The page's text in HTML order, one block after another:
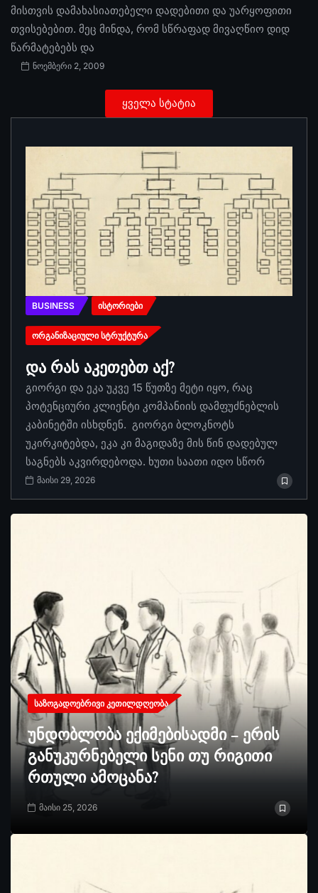
მისთვის დამახასიათებელი დადებითი და უარყოფითი
თვისებებით. მეც მინდა, რომ სწრაფად მივაღწიო დიდ
წარმატებებს და
ნოემბერი 2, 2009
ყველა სტატია
BUSINESS ᲘᲡᲢᲝᲠᲘᲔᲑᲘ
ᲝᲠᲒᲐᲜᲘᲖᲐᲪᲘᲣᲚᲘ ᲡᲢᲠᲣᲥᲢᲣᲠᲐ
და რას აკეთებთ აქ?
გიორგი და ეკა უკვე 15 წუთზე მეტი იყო, რაც
პოტენციური კლიენტი კომპანიის დამფუძნებლის
კაბინეტში ისხდნენ. გიორგი ბლოკნოტს
უკირკიტებდა, ეკა კი მაგიდაზე მის წინ დადებულ
საგნებს აკვირდებოდა. ხუთი საათი იდო სწორ
მაისი 29, 2026
ᲡᲐᲖᲝᲒᲐᲓᲝᲔᲑᲠᲘᲕᲘ ᲙᲔᲗᲘᲚᲓᲦᲔᲝᲑᲐ
უნდობლობა ექიმებისადმი – ერის
განუკურნებელი სენი თუ რიგითი
რთული ამოცანა?
მაისი 25, 2026